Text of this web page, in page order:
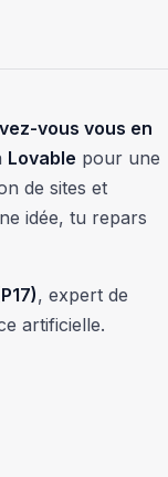
vous vous en
Lovable pour une
de sites et
idée, tu repars
, expert de
artificielle.